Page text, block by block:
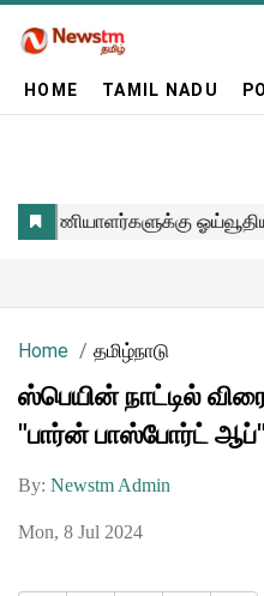
HOME TAMIL NADU
Home தமிழ்நாடு
ஸ்பெயின் நாட்டில்
"பார்ன் பாஸ்போர்ட்
By: Newstm Admin
Mon, 8 Jul 2024